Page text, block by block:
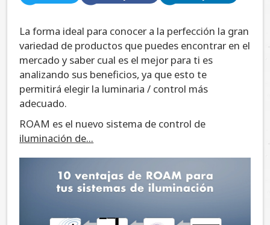
La forma ideal para conocer a la perfección la gran
variedad de productos que puedes encontrar en el
mercado y saber cual es el mejor para ti es
analizando sus beneficios, ya que esto te
permitirá elegir la luminaria / control más
adecuado.
ROAM es el nuevo sistema de control de
iluminación de...